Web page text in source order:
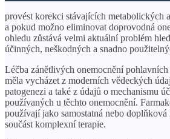
provést korekci stávajících metabolických
a pokud možno eliminovat doprovodná
ohledu zůstává velmi aktuální problém
účinných, neškodných a snadno
Léčba zánětlivých onemocnění
měla vycházet z moderních vědeckých
patogenezi a také z údajů o mechanismu
používaných u těchto onemocnění.
používají jako samostatná nebo doplňková
součást komplexní terapie.